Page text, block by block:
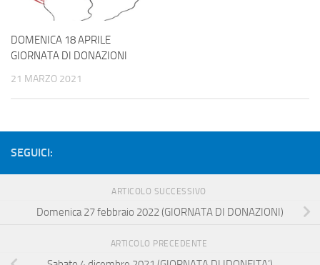
DOMENICA 18 APRILE
GIORNATA DI DONAZIONI
21 MARZO 2021
SEGUICI:
ARTICOLO SUCCESSIVO
Domenica 27 febbraio 2022 (GIORNATA DI DONAZIONI)
ARTICOLO PRECEDENTE